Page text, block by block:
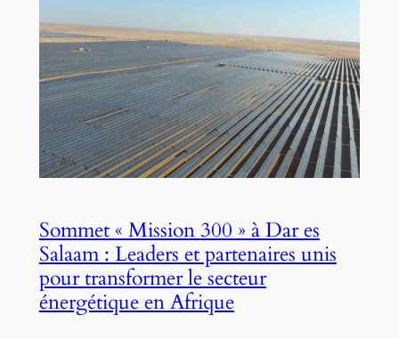
Sommet « Mission 300 » à Dar es
Salaam : Leaders et partenaires unis
pour transformer le secteur
énergétique en Afrique